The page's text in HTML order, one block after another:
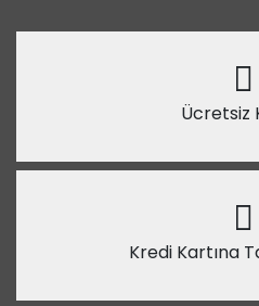
Ücretsiz
Kredi Kartına